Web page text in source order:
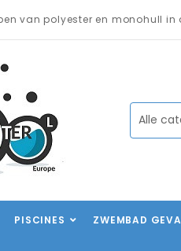
van polyester en monohull in
PISCINES ZWEMBAD